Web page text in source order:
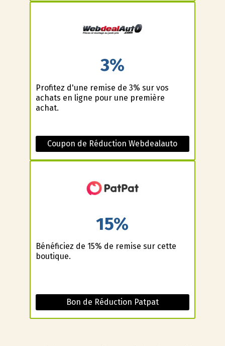
3%
Profitez d'une remise de 3% sur vos
achats en ligne pour une première
achat.
Coupon de Réduction Webdealauto
15%
Bénéficiez de 15% de remise sur cette
boutique.
Bon de Réduction Patpat